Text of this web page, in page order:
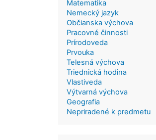
Matematika
Nemecký jazyk
Občianska výchova
Pracovné činnosti
Prírodoveda
Prvouka
Telesná výchova
Triednická hodina
Vlastiveda
Výtvarná výchova
Geografia
Nepriradené k predmetu